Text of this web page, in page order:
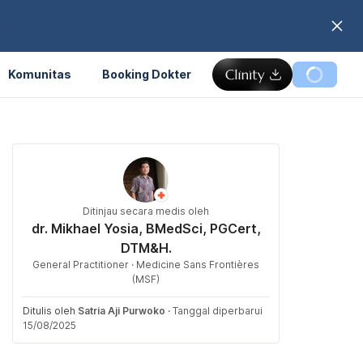
Komunitas Booking Dokter
Ditinjau secara medis oleh
dr. Mikhael Yosia, BMedSci, PGCert,
DTM&H.
General Practitioner · Medicine Sans Frontières
(MSF)
Ditulis oleh Satria Aji Purwoko · Tanggal diperbarui
15/08/2025